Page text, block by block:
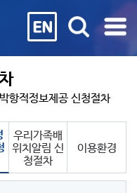
항적정보제공 신청절차
우리가족배
위치알림 신
청절차
이용환경